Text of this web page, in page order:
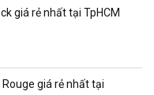
giá rẻ nhất tại TpHCM
giá rẻ nhất tại